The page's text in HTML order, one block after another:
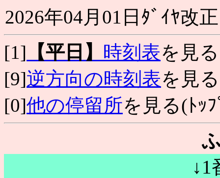
2026年04月01日ﾀﾞｲﾔ改正
[1] 【平日】 時刻表を見る
[9]逆方向の時刻表を見る
[0]他の停留所を見る(ﾄｯ
↓1